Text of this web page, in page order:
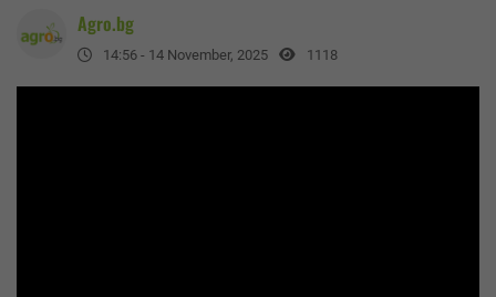
Agro.bg
14:56 - 14 November, 2025 1118